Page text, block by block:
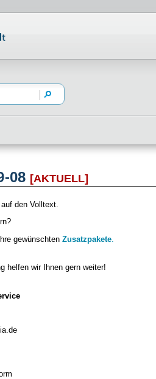
08 [AKTUELL]
den Volltext.
gewünschten Zusatzpakete
helfen wir Ihnen gern weiter!